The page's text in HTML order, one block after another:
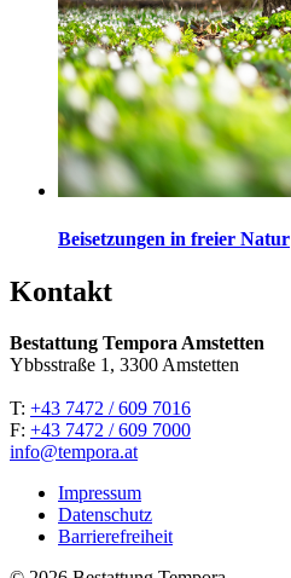
Beisetzungen in freier Natur
Kontakt
Bestattung Tempora Amstetten
Ybbsstraße 1, 3300 Amstetten
T: +43 7472 / 609 7016
F: +43 7472 / 609 7000
info@tempora.at
Impressum
Datenschutz
Barrierefreiheit